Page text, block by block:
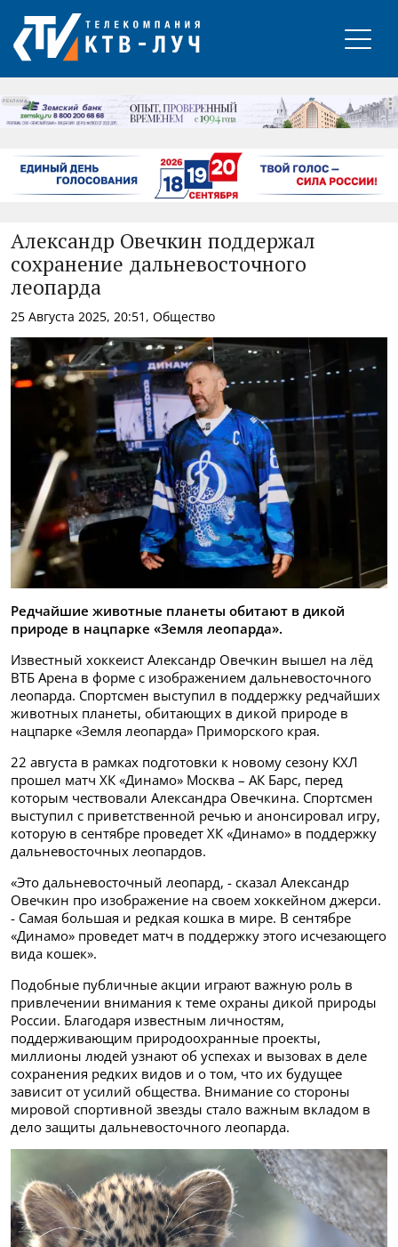
РЕКЛАМА
Александр Овечкин поддержал
сохранение дальневосточного
леопарда
25 Августа 2025, 20:51, Общество
Редчайшие животные планеты обитают в дикой
природе в нацпарке «Земля леопарда».
Известный хоккеист Александр Овечкин вышел на лёд
ВТБ Арена в форме с изображением дальневосточного
леопарда. Спортсмен выступил в поддержку редчайших
животных планеты, обитающих в дикой природе в
нацпарке «Земля леопарда» Приморского края.
22 августа в рамках подготовки к новому сезону КХЛ
прошел матч ХК «Динамо» Москва – АК Барс, перед
которым чествовали Александра Овечкина. Спортсмен
выступил с приветственной речью и анонсировал игру,
которую в сентябре проведет ХК «Динамо» в поддержку
дальневосточных леопардов.
«Это дальневосточный леопард, - сказал Александр
Овечкин про изображение на своем хоккейном джерси.
- Самая большая и редкая кошка в мире. В сентябре
«Динамо» проведет матч в поддержку этого исчезающего
вида кошек».
Подобные публичные акции играют важную роль в
привлечении внимания к теме охраны дикой природы
России. Благодаря известным личностям,
поддерживающим природоохранные проекты,
миллионы людей узнают об успехах и вызовах в деле
сохранения редких видов и о том, что их будущее
зависит от усилий общества. Внимание со стороны
мировой спортивной звезды стало важным вкладом в
дело защиты дальневосточного леопарда.